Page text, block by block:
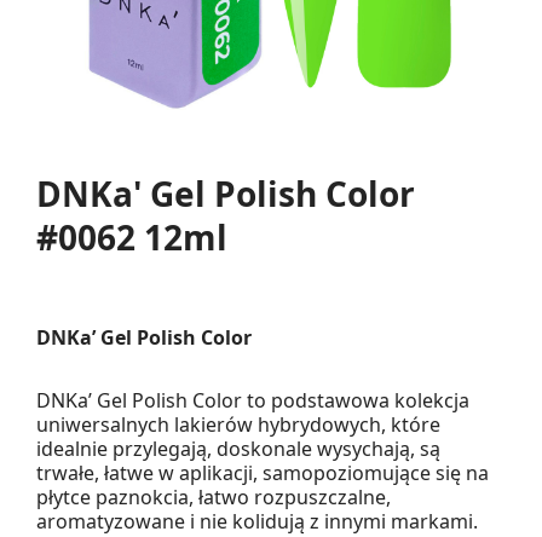
DNKa' Gel Polish Color
#0062 12ml
DNKa’ Gel Polish Color
DNKa’ Gel Polish Color to podstawowa kolekcja
uniwersalnych lakierów hybrydowych, które
idealnie przylegają, doskonale wysychają, są
trwałe, łatwe w aplikacji, samopoziomujące się na
płytce paznokcia, łatwo rozpuszczalne,
aromatyzowane i nie kolidują z innymi markami.